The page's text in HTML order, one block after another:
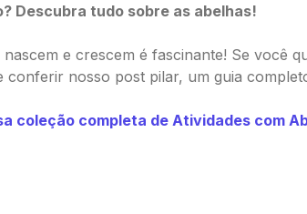
Descubra tudo sobre as abelhas!
e crescem é fascinante! Se você
conferir nosso post pilar, um guia
coleção completa de Atividades com